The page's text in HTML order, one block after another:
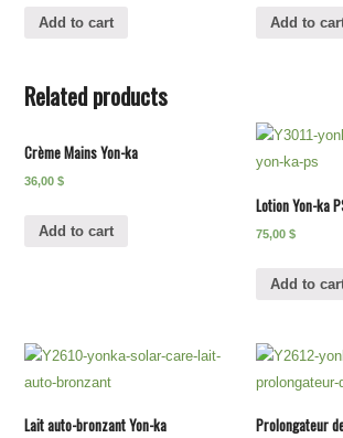
Add to cart Add to
Related products
Crème Mains Yon-ka
36,00$
Add to cart
Lotion Yon-ka
75,00$
Add to
Lait auto-bronzant Yon-ka Prolongateur